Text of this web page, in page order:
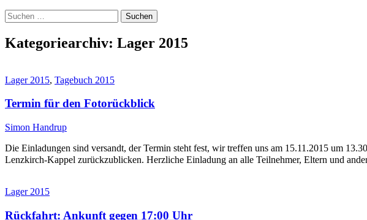
Suchen
nach:
Kategoriearchiv: Lager 2015
Lager 2015, Tagebuch 2015
Termin für den Fotorückblick
Simon Handrup
Die Einladungen sind versandt, der Termin steht fest, wir treffen uns am 15.11.2015 um
Lenzkirch-Kappel zurückzublicken. Herzliche Einladung an alle Teilnehmer, Eltern und
Lager 2015
Rückfahrt: Ankunft gegen 17:00 Uhr